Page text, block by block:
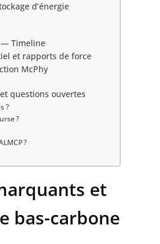
d’énergie
— Timeline
et rapports de force
McPhy
questions ouvertes
?
?
?
et
bas-carbone